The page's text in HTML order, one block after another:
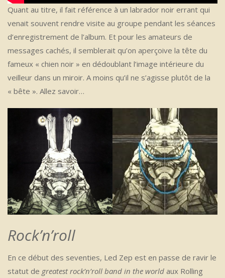
Quant au titre, il fait référence à un labrador noir errant qui
venait souvent rendre visite au groupe pendant les séances
d’enregistrement de l’album. Et pour les amateurs de
messages cachés, il semblerait qu’on aperçoive la tête du
fameux « chien noir » en dédoublant l’image intérieure du
veilleur dans un miroir. A moins qu’il ne s’agisse plutôt de la
« bête ». Allez savoir…
Rock’n’roll
En ce début des seventies, Led Zep est en passe de ravir le
statut de greatest rock’n’roll band in the world aux Rolling